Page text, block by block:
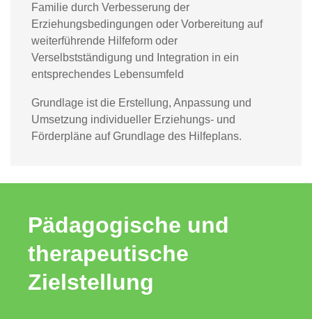
Familie durch Verbesserung der
Erziehungsbedingungen oder Vorbereitung auf
weiterführende Hilfeform oder
Verselbstständigung und Integration in ein
entsprechendes Lebensumfeld
Grundlage ist die Erstellung, Anpassung und
Umsetzung individueller Erziehungs- und
Förderpläne auf Grundlage des Hilfeplans.
Pädagogische und
therapeutische
Zielstellung